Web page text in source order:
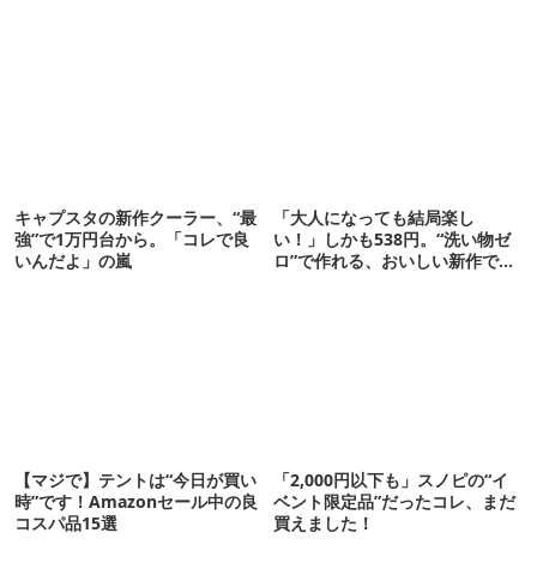
キャプスタの新作クーラー、“最
強”で1万円台から。「コレで良
いんだよ」の嵐
「大人になっても結局楽し
い！」しかも538円。“洗い物ゼ
ロ”で作れる、おいしい新作です
【マジで】テントは“今日が買い
時”です！Amazonセール中の良
コスパ品15選
「2,000円以下も」スノピの“イ
ベント限定品”だったコレ、まだ
買えました！